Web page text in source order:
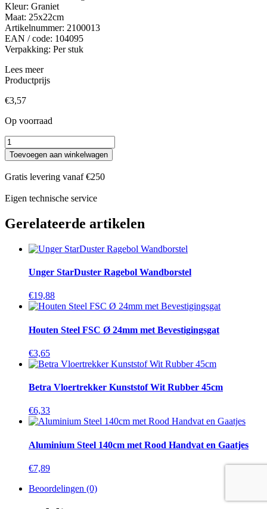
Kleur: Graniet
Maat: 25x22cm
Artikelnummer: 2100013
EAN / code: 104095
Verpakking: Per stuk
Lees meer
Productprijs
€3,57
Op voorraad
Stofblik
Set
Graniet
25x22cm
Kunststof
aantal
Toevoegen aan winkelwagen
Gratis levering vanaf €250
Eigen technische service
Gerelateerde artikelen
Unger StarDuster Ragebol Wandborstel
€19,88
Houten Steel FSC Ø 24mm met Bevestigingsgat
€3,65
Betra Vloertrekker Kunststof Wit Rubber 45cm
€6,33
Aluminium Steel 140cm met Rood Handvat en Gaatjes
€7,89
Beoordelingen (0)